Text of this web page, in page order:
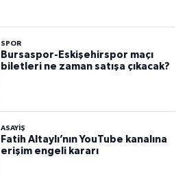
SPOR
Bursaspor-Eskişehirspor maçı
biletleri ne zaman satışa çıkacak?
ASAYİŞ
Fatih Altaylı’nın YouTube kanalına
erişim engeli kararı